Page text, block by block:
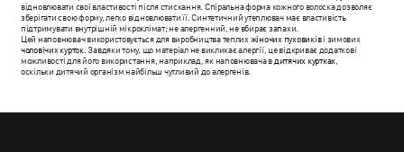
відновлювати свої властивості після стискання. Спіральна форма кожного волоска дозволяє
зберігати свою форму, легко відновлювати її. Синтетичний утеплювач має властивість
підтримувати внутрішній мікроклімат; не алергенний, не вбирає запахи.
Цей наповнювач використовується для виробництва теплихжіночих пуховиківі зимових
чоловічих курток. Завдяки тому, що матеріал не викликає алергії, це відкриває додаткові
можливості для його використання, наприклад, як наповнювача в дитячих куртках
оскільки дитячий організм найбільш чутливий до алергенів.